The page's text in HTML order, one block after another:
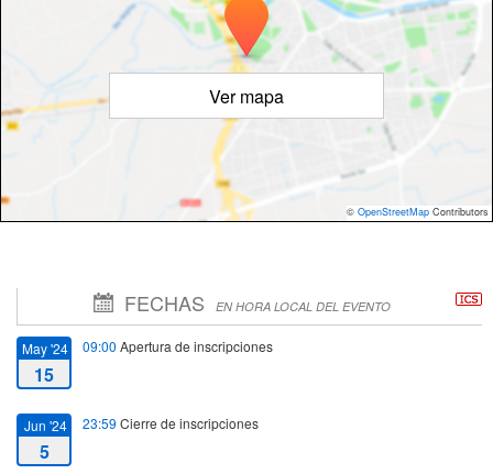
Ver mapa
© OpenStreetMap Contributors
FECHAS EN HORA LOCAL DEL EVENTO
May '24
15
09:00 Apertura de inscripciones
Jun '24
5
23:59 Cierre de inscripciones